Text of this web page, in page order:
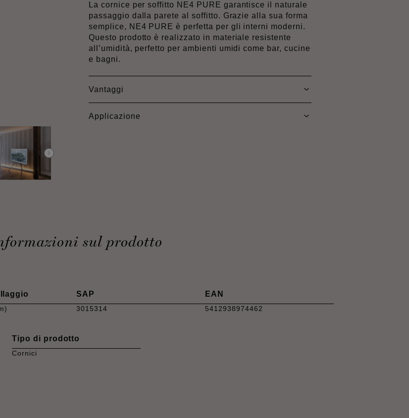
La cornice per soffitto NE4 PURE garantisce il naturale
passaggio dalla parete al soffitto. Grazie alla sua forma
semplice, NE4 PURE è perfetta per gli interni moderni.
Questo prodotto è realizzato in materiale resistente
all’umidità, perfetto per ambienti umidi come bar, cucine
e bagni.
Vantaggi
Applicazione
sul prodotto
SAP
3015314
EAN
5412938974462
Tipo di prodotto
Cornici